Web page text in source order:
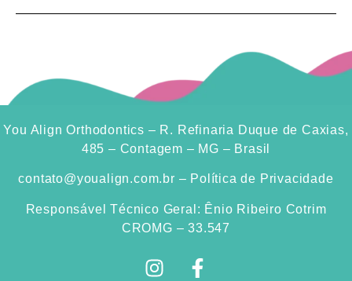
You Align Orthodontics – R. Refinaria Duque de Caxias,
485 – Contagem – MG – Brasil
contato@youalign.com.br​ – Política de Privacidade
Responsável Técnico Geral: Ênio Ribeiro Cotrim
CROMG – 33.547